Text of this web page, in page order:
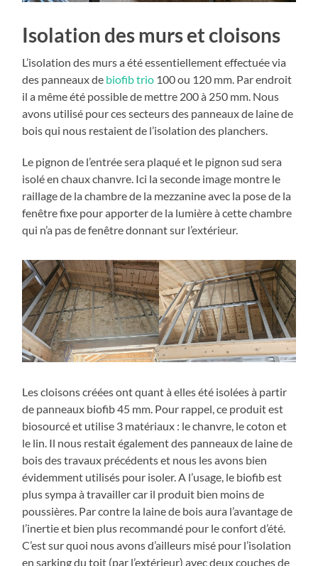
Isolation des murs et cloisons
L’isolation des murs a été essentiellement effectuée via
des panneaux de biofib trio 100 ou 120 mm. Par endroit
il a même été possible de mettre 200 à 250 mm. Nous
avons utilisé pour ces secteurs des panneaux de laine de
bois qui nous restaient de l’isolation des planchers.
Le pignon de l’entrée sera plaqué et le pignon sud sera
isolé en chaux chanvre. Ici la seconde image montre le
raillage de la chambre de la mezzanine avec la pose de la
fenêtre fixe pour apporter de la lumière à cette chambre
qui n’a pas de fenêtre donnant sur l’extérieur.
Les cloisons créées ont quant à elles été isolées à partir
de panneaux biofib 45 mm. Pour rappel, ce produit est
biosourcé et utilise 3 matériaux : le chanvre, le coton et
le lin. Il nous restait également des panneaux de laine de
bois des travaux précédents et nous les avons bien
évidemment utilisés pour isoler. A l’usage, le biofib est
plus sympa à travailler car il produit bien moins de
poussières. Par contre la laine de bois aura l’avantage de
l’inertie et bien plus recommandé pour le confort d’été.
C’est sur quoi nous avons d’ailleurs misé pour l’isolation
en sarking du toit (par l’extérieur) avec deux couches de